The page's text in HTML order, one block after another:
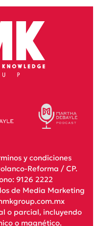
y condiciones
Reforma / CP.
9126 2222
de Media Marketing
o parcial, incluyendo
o magnético.